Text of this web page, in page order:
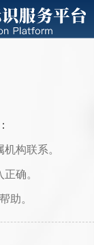
构联系。
确。
助。